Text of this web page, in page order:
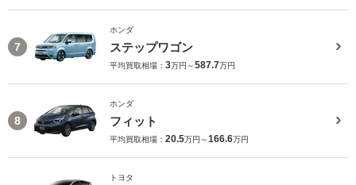
7
ホンダ
ステップワゴン
平均買取相場： 3万円～587.7万円
8
ホンダ
フィット
平均買取相場： 20.5万円～166.6万円
トヨタ